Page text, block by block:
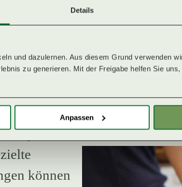
Details
und dazulernen. Aus diesem Grund verwenden
zu generieren. Mit der Freigabe helfen Sie
Anpassen
indem Sie
empfunden
sich
die
: Yoga ist eine
können